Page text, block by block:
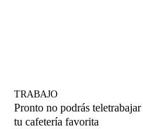
TRABAJO
Pronto no podrás teletrabajar
tu cafetería favorita